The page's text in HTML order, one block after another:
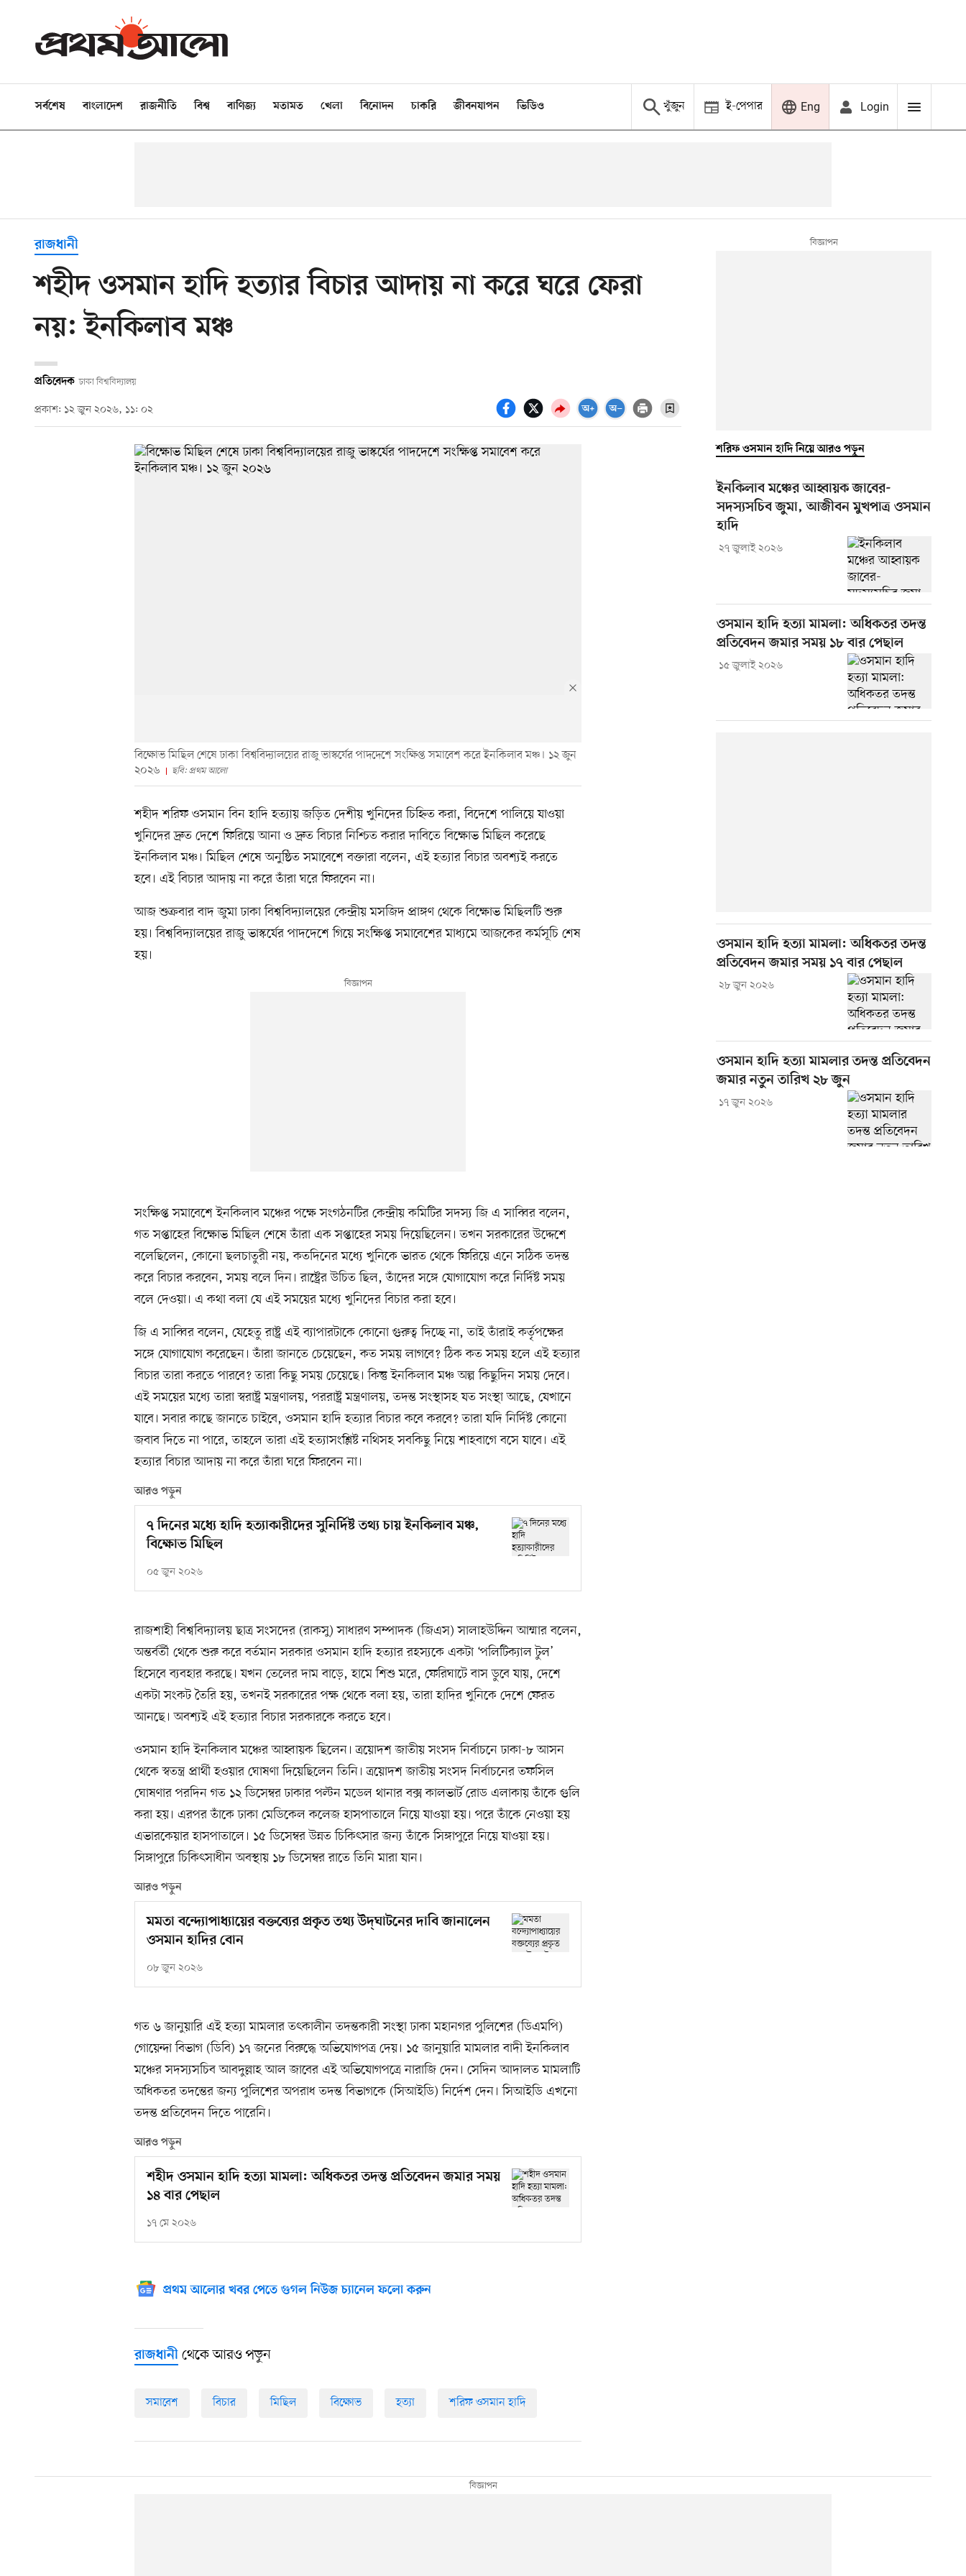
সর্বশেষ বাংলাদেশ রাজনীতি বিশ্ব বাণিজ্য মতামত খেলা বিনোদন চাকরি জীবনযাপন ভিডিও খুঁজুন ই-পেপার Eng Login
রাজধানী
শহীদ ওসমান হাদি হত্যার বিচার আদায় না করে ঘরে ফেরা
নয়: ইনকিলাব মঞ্চ
প্রতিবেদক ঢাকা বিশ্ববিদ্যালয়
প্রকাশ: ১২ জুন ২০২৬, ১১: ০২
বিক্ষোভ মিছিল শেষে ঢাকা বিশ্ববিদ্যালয়ের রাজু ভাস্কর্যের পাদদেশে সংক্ষিপ্ত সমাবেশ করে ইনকিলাব মঞ্চ। ১২ জুন
২০২৬
ছবি: প্রথম আলো
শহীদ শরিফ ওসমান বিন হাদি হত্যায় জড়িত দেশীয় খুনিদের চিহ্নিত করা, বিদেশে পালিয়ে যাওয়া
খুনিদের দ্রুত দেশে ফিরিয়ে আনা ও দ্রুত বিচার নিশ্চিত করার দাবিতে বিক্ষোভ মিছিল করেছে
ইনকিলাব মঞ্চ। মিছিল শেষে অনুষ্ঠিত সমাবেশে বক্তারা বলেন, এই হত্যার বিচার অবশ্যই করতে
হবে। এই বিচার আদায় না করে তাঁরা ঘরে ফিরবেন না।
আজ শুক্রবার বাদ জুমা ঢাকা বিশ্ববিদ্যালয়ের কেন্দ্রীয় মসজিদ প্রাঙ্গণ থেকে বিক্ষোভ মিছিলটি শুরু
হয়। বিশ্ববিদ্যালয়ের রাজু ভাস্কর্যের পাদদেশে গিয়ে সংক্ষিপ্ত সমাবেশের মাধ্যমে আজকের কর্মসূচি শেষ
হয়।
সংক্ষিপ্ত সমাবেশে ইনকিলাব মঞ্চের পক্ষে সংগঠনটির কেন্দ্রীয় কমিটির সদস্য জি এ সাব্বির বলেন,
গত সপ্তাহের বিক্ষোভ মিছিল শেষে তাঁরা এক সপ্তাহের সময় দিয়েছিলেন। তখন সরকারের উদ্দেশে
বলেছিলেন, কোনো ছলচাতুরী নয়, কতদিনের মধ্যে খুনিকে ভারত থেকে ফিরিয়ে এনে সঠিক তদন্ত
করে বিচার করবেন, সময় বলে দিন। রাষ্ট্রের উচিত ছিল, তাঁদের সঙ্গে যোগাযোগ করে নির্দিষ্ট সময়
বলে দেওয়া। এ কথা বলা যে এই সময়ের মধ্যে খুনিদের বিচার করা হবে।
জি এ সাব্বির বলেন, যেহেতু রাষ্ট্র এই ব্যাপারটাকে কোনো গুরুত্ব দিচ্ছে না, তাই তাঁরাই কর্তৃপক্ষের
সঙ্গে যোগাযোগ করেছেন। তাঁরা জানতে চেয়েছেন, কত সময় লাগবে? ঠিক কত সময় হলে এই হত্যার
বিচার তারা করতে পারবে? তারা কিছু সময় চেয়েছে। কিন্তু ইনকিলাব মঞ্চ অল্প কিছুদিন সময় দেবে।
এই সময়ের মধ্যে তারা স্বরাষ্ট্র মন্ত্রণালয়, পররাষ্ট্র মন্ত্রণালয়, তদন্ত সংস্থাসহ যত সংস্থা আছে, যেখানে
যাবে। সবার কাছে জানতে চাইবে, ওসমান হাদি হত্যার বিচার কবে করবে? তারা যদি নির্দিষ্ট কোনো
জবাব দিতে না পারে, তাহলে তারা এই হত্যাসংশ্লিষ্ট নথিসহ সবকিছু নিয়ে শাহবাগে বসে যাবে। এই
হত্যার বিচার আদায় না করে তাঁরা ঘরে ফিরবেন না।
আরও পড়ুন
৭ দিনের মধ্যে হাদি হত্যাকারীদের সুনির্দিষ্ট তথ্য চায় ইনকিলাব মঞ্চ,
বিক্ষোভ মিছিল
০৫ জুন ২০২৬
রাজশাহী বিশ্ববিদ্যালয় ছাত্র সংসদের (রাকসু) সাধারণ সম্পাদক (জিএস) সালাহউদ্দিন আম্মার বলেন,
অন্তর্বর্তী থেকে শুরু করে বর্তমান সরকার ওসমান হাদি হত্যার রহস্যকে একটা ‘পলিটিক্যাল টুল’
হিসেবে ব্যবহার করছে। যখন তেলের দাম বাড়ে, হামে শিশু মরে, ফেরিঘাটে বাস ডুবে যায়, দেশে
একটা সংকট তৈরি হয়, তখনই সরকারের পক্ষ থেকে বলা হয়, তারা হাদির খুনিকে দেশে ফেরত
আনছে। অবশ্যই এই হত্যার বিচার সরকারকে করতে হবে।
ওসমান হাদি ইনকিলাব মঞ্চের আহ্বায়ক ছিলেন। ত্রয়োদশ জাতীয় সংসদ নির্বাচনে ঢাকা-৮ আসন
থেকে স্বতন্ত্র প্রার্থী হওয়ার ঘোষণা দিয়েছিলেন তিনি। ত্রয়োদশ জাতীয় সংসদ নির্বাচনের তফসিল
ঘোষণার পরদিন গত ১২ ডিসেম্বর ঢাকার পল্টন মডেল থানার বক্স কালভার্ট রোড এলাকায় তাঁকে গুলি
করা হয়। এরপর তাঁকে ঢাকা মেডিকেল কলেজ হাসপাতালে নিয়ে যাওয়া হয়। পরে তাঁকে নেওয়া হয়
এভারকেয়ার হাসপাতালে। ১৫ ডিসেম্বর উন্নত চিকিৎসার জন্য তাঁকে সিঙ্গাপুরে নিয়ে যাওয়া হয়।
সিঙ্গাপুরে চিকিৎসাধীন অবস্থায় ১৮ ডিসেম্বর রাতে তিনি মারা যান।
আরও পড়ুন
মমতা বন্দ্যোপাধ্যায়ের বক্তব্যের প্রকৃত তথ্য উদ্‌ঘাটনের দাবি জানালেন
ওসমান হাদির বোন
০৮ জুন ২০২৬
গত ৬ জানুয়ারি এই হত্যা মামলার তৎকালীন তদন্তকারী সংস্থা ঢাকা মহানগর পুলিশের (ডিএমপি)
গোয়েন্দা বিভাগ (ডিবি) ১৭ জনের বিরুদ্ধে অভিযোগপত্র দেয়। ১৫ জানুয়ারি মামলার বাদী ইনকিলাব
মঞ্চের সদস্যসচিব আবদুল্লাহ আল জাবের এই অভিযোগপত্রে নারাজি দেন। সেদিন আদালত মামলাটি
অধিকতর তদন্তের জন্য পুলিশের অপরাধ তদন্ত বিভাগকে (সিআইডি) নির্দেশ দেন। সিআইডি এখনো
তদন্ত প্রতিবেদন দিতে পারেনি।
আরও পড়ুন
শহীদ ওসমান হাদি হত্যা মামলা: অধিকতর তদন্ত প্রতিবেদন জমার সময়
১৪ বার পেছাল
১৭ মে ২০২৬
প্রথম আলোর খবর পেতে গুগল নিউজ চ্যানেল ফলো করুন
রাজধানী থেকে আরও পড়ুন
সমাবেশ বিচার মিছিল বিক্ষোভ হত্যা শরিফ ওসমান হাদি
শরিফ ওসমান হাদি নিয়ে আরও পড়ুন
ইনকিলাব মঞ্চের আহ্বায়ক জাবের-
সদস্যসচিব জুমা, আজীবন মুখপাত্র ওসমান
হাদি
২৭ জুলাই ২০২৬
ওসমান হাদি হত্যা মামলা: অধিকতর তদন্ত
প্রতিবেদন জমার সময় ১৮ বার পেছাল
১৫ জুলাই ২০২৬
ওসমান হাদি হত্যা মামলা: অধিকতর তদন্ত
প্রতিবেদন জমার সময় ১৭ বার পেছাল
২৮ জুন ২০২৬
ওসমান হাদি হত্যা মামলার তদন্ত প্রতিবেদন
জমার নতুন তারিখ ২৮ জুন
১৭ জুন ২০২৬